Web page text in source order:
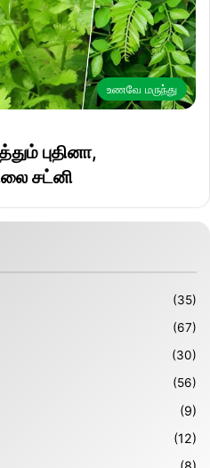
உணவே மருந்து
புதினா,
சட்னி
(35)
(67)
(30)
(56)
(9)
(12)